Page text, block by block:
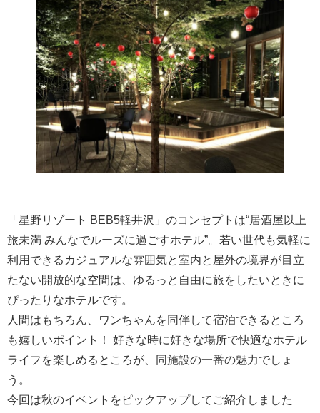
「星野リゾート BEB5軽井沢」のコンセプトは“居酒屋以上
旅未満 みんなでルーズに過ごすホテル”。若い世代も気軽に
利用できるカジュアルな雰囲気と室内と屋外の境界が目立
たない開放的な空間は、ゆるっと自由に旅をしたいときに
ぴったりなホテルです。
人間はもちろん、ワンちゃんを同伴して宿泊できるところ
も嬉しいポイント！ 好きな時に好きな場所で快適なホテル
ライフを楽しめるところが、同施設の一番の魅力でしょ
う。
今回は秋のイベントをピックアップしてご紹介しました